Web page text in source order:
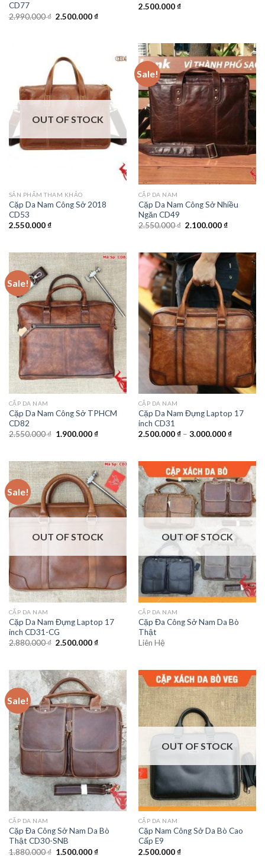
CD77
2.990.000₫ 2.500.000₫
2.500.000₫
OUT OF STOCK
SẢN PHẨM THAM KHẢO
Cặp Da Nam Công Sở 2018
CD53
2.550.000₫
Sale!
CẶP DA NAM
Cặp Da Nam Công Sở Nhiều
Ngăn CD49
2.550.000₫ 2.100.000₫
Sale!
CẶP DA NAM
Cặp Da Nam Công Sở TPHCM
CD82
2.550.000₫ 1.900.000₫
CẶP DA NAM
Cặp Da Nam Đựng Laptop 17
inch CD31
2.500.000₫– 3.000.000₫
Sale!
OUT OF STOCK
CẶP DA NAM
Cặp Da Nam Đựng Laptop 17
inch CD31-CG
2.880.000₫ 2.500.000₫
OUT OF STOCK
CẶP DA NAM
Cặp Đa Công Sở Nam Da Bò
Thật
Liên Hệ
Sale!
CẶP DA NAM
Cặp Đa Công Sở Nam Da Bò
Thật CD30-SNB
1.880.000₫ 1.500.000₫
OUT OF STOCK
CẶP DA NAM
Cặp Nam Công Sở Da Bò Cao
Cấp E9
2.500.000₫